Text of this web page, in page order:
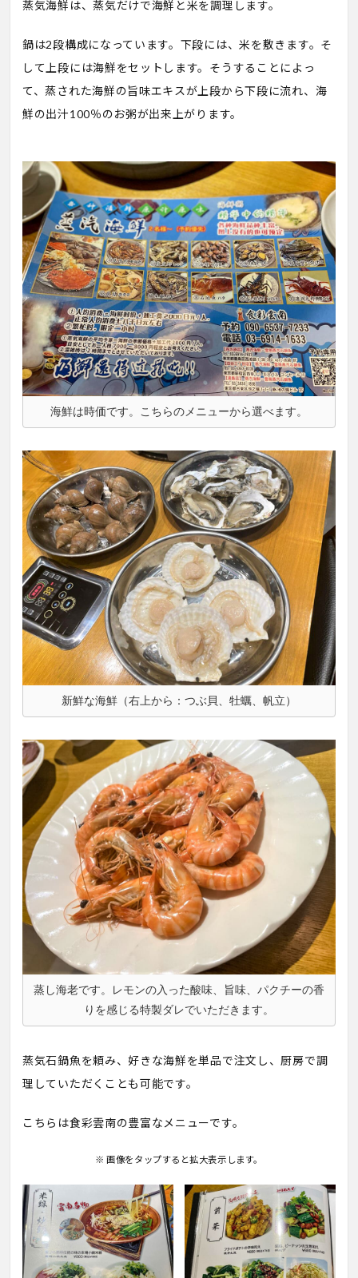
蒸気海鮮は、蒸気だけで海鮮と米を調理します。
鍋は2段構成になっています。下段には、米を敷きます。そ
して上段には海鮮をセットします。そうすることによっ
て、蒸された海鮮の旨味エキスが上段から下段に流れ、海
鮮の出汁100％のお粥が出来上がります。
海鮮は時価です。こちらのメニューから選べます。
新鮮な海鮮（右上から：つぶ貝、牡蠣、帆立）
蒸し海老です。レモンの入った酸味、旨味、パクチーの香
りを感じる特製ダレでいただきます。
蒸気石鍋魚を頼み、好きな海鮮を単品で注文し、厨房で調
理していただくことも可能です。
こちらは食彩雲南の豊富なメニューです。
※ 画像をタップすると拡大表示します。